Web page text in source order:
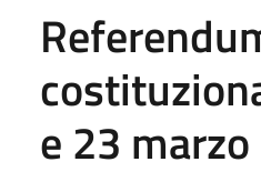
e 23